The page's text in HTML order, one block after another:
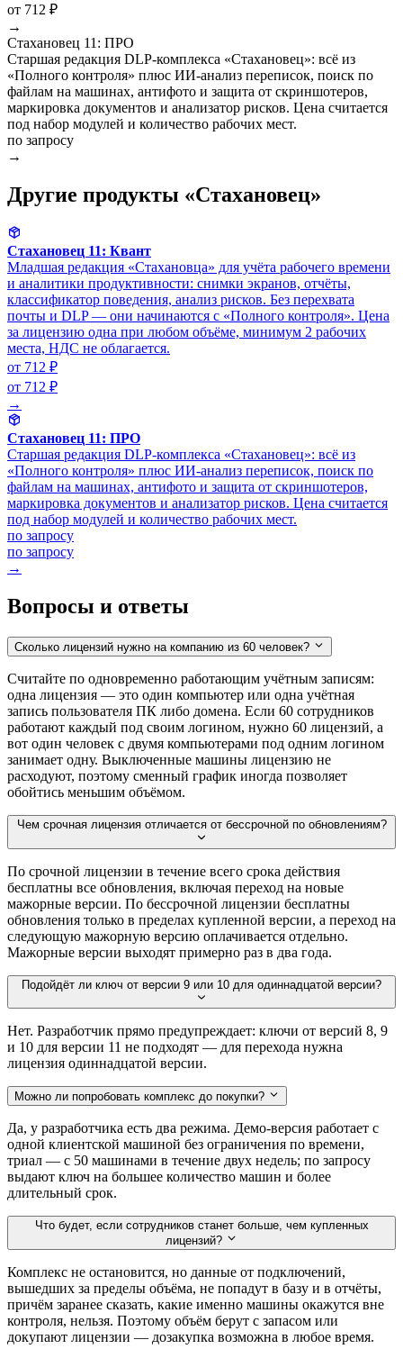
от 712 ₽
→
Стахановец 11: ПРО
Старшая редакция DLP-комплекса «Стахановец»: всё из
«Полного контроля» плюс ИИ-анализ переписок, поиск по
файлам на машинах, антифото и защита от скриншотеров,
маркировка документов и анализатор рисков. Цена считается
под набор модулей и количество рабочих мест.
по запросу
→
Другие продукты «Стахановец»
Стахановец 11: Квант
Младшая редакция «Стахановца» для учёта рабочего времени
и аналитики продуктивности: снимки экранов, отчёты,
классификатор поведения, анализ рисков. Без перехвата
почты и DLP — они начинаются с «Полного контроля». Цена
за лицензию одна при любом объёме, минимум 2 рабочих
места, НДС не облагается.
от 712 ₽
от 712 ₽
→
Стахановец 11: ПРО
Старшая редакция DLP-комплекса «Стахановец»: всё из
«Полного контроля» плюс ИИ-анализ переписок, поиск по
файлам на машинах, антифото и защита от скриншотеров,
маркировка документов и анализатор рисков. Цена считается
под набор модулей и количество рабочих мест.
по запросу
по запросу
→
Вопросы и ответы
Сколько лицензий нужно на компанию из 60 человек?
Считайте по одновременно работающим учётным записям:
одна лицензия — это один компьютер или одна учётная
запись пользователя ПК либо домена. Если 60 сотрудников
работают каждый под своим логином, нужно 60 лицензий, а
вот один человек с двумя компьютерами под одним логином
занимает одну. Выключенные машины лицензию не
расходуют, поэтому сменный график иногда позволяет
обойтись меньшим объёмом.
Чем срочная лицензия отличается от бессрочной по обновлениям?
По срочной лицензии в течение всего срока действия
бесплатны все обновления, включая переход на новые
мажорные версии. По бессрочной лицензии бесплатны
обновления только в пределах купленной версии, а переход на
следующую мажорную версию оплачивается отдельно.
Мажорные версии выходят примерно раз в два года.
Подойдёт ли ключ от версии 9 или 10 для одиннадцатой версии?
Нет. Разработчик прямо предупреждает: ключи от версий 8, 9
и 10 для версии 11 не подходят — для перехода нужна
лицензия одиннадцатой версии.
Можно ли попробовать комплекс до покупки?
Да, у разработчика есть два режима. Демо-версия работает с
одной клиентской машиной без ограничения по времени,
триал — с 50 машинами в течение двух недель; по запросу
выдают ключ на большее количество машин и более
длительный срок.
Что будет, если сотрудников станет больше, чем купленных
лицензий?
Комплекс не остановится, но данные от подключений,
вышедших за пределы объёма, не попадут в базу и в отчёты,
причём заранее сказать, какие именно машины окажутся вне
контроля, нельзя. Поэтому объём берут с запасом или
докупают лицензии — дозакупка возможна в любое время.